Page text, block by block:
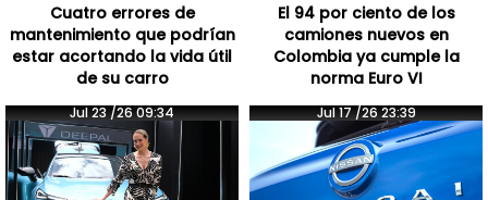
Cuatro errores de
mantenimiento que podrían
estar acortando la vida útil
de su carro
El 94 por ciento de los
camiones nuevos en
Colombia ya cumple la
norma Euro VI
Jul 23 /26 09:34 Jul 17 /26 23:39